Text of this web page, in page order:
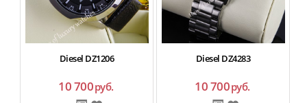
Diesel DZ1206
10 700руб.
Diesel DZ4283
10 700руб.